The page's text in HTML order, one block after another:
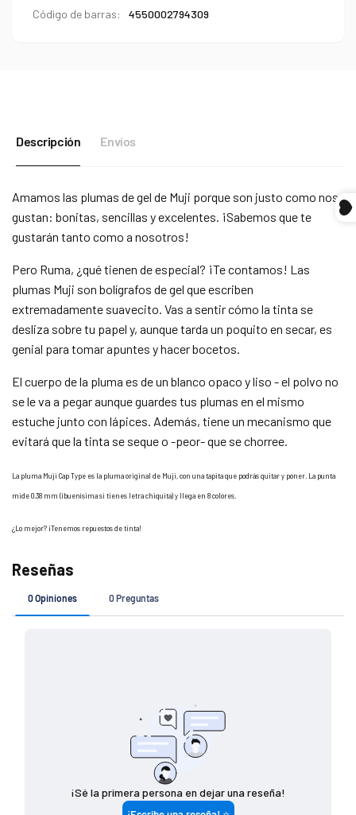
Código de barras:
4550002794309
Descripción Envíos
Amamos las plumas de gel de Muji porque son justo como nos
gustan: bonitas, sencillas y excelentes. ¡Sabemos que te
gustarán tanto como a nosotros!
Pero Ruma, ¿qué tienen de especial? ¡Te contamos! Las
plumas Muji son bolígrafos de gel que escriben
extremadamente suavecito. Vas a sentir cómo la tinta se
desliza sobre tu papel y, aunque tarda un poquito en secar, es
genial para tomar apuntes y hacer bocetos.
El cuerpo de la pluma es de un blanco opaco y liso - el polvo no
se le va a pegar aunque guardes tus plumas en el mismo
estuche junto con lápices. Además, tiene un mecanismo que
evitará que la tinta se seque o -peor- que se chorree.
La pluma Muji Cap Type es la pluma original de Muji, con una tapita que podrás quitar y poner. La punta
mide 0.38 mm (¡buenísima si tienes letra chiquita) y llega en 8 colores.
¿Lo mejor? ¡Tenemos repuestos de tinta!
$ 7 5 0 - $ 1 4 4 9
Compra ahora y paga a meses
sin tarjeta de crédito
con Meses sin Tarjeta.
2 En tu cuenta de Mercado Pago,
cantidad de mesesy confirma.
3 Paga mes a mescon saldo disponible,
débito u otros medios.
¿Tienes dudas? Consulta nuestra Ayuda.